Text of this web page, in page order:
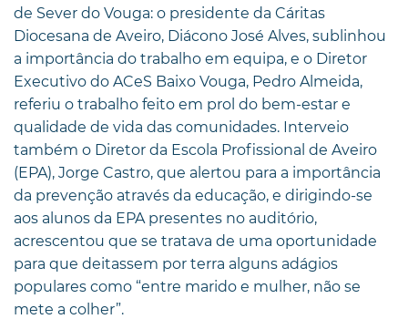
de Sever do Vouga: o presidente da Cáritas
Diocesana de Aveiro, Diácono José Alves, sublinhou
a importância do trabalho em equipa, e o Diretor
Executivo do ACeS Baixo Vouga, Pedro Almeida,
referiu o trabalho feito em prol do bem-estar e
qualidade de vida das comunidades. Interveio
também o Diretor da Escola Profissional de Aveiro
(EPA), Jorge Castro, que alertou para a importância
da prevenção através da educação, e dirigindo-se
aos alunos da EPA presentes no auditório,
acrescentou que se tratava de uma oportunidade
para que deitassem por terra alguns adágios
populares como “entre marido e mulher, não se
mete a colher”.